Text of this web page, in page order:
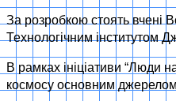
За розробкою стоять вчені
Технологічним інститутом
В рамках ініціативи “Люди
космосу основним джерелом